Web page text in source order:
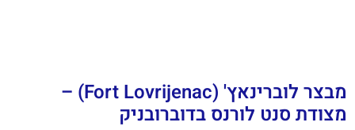
מבצר לוברינאץ' (Fort Lovrijenac) –
מצודת סנט לורנס בדוברובניק